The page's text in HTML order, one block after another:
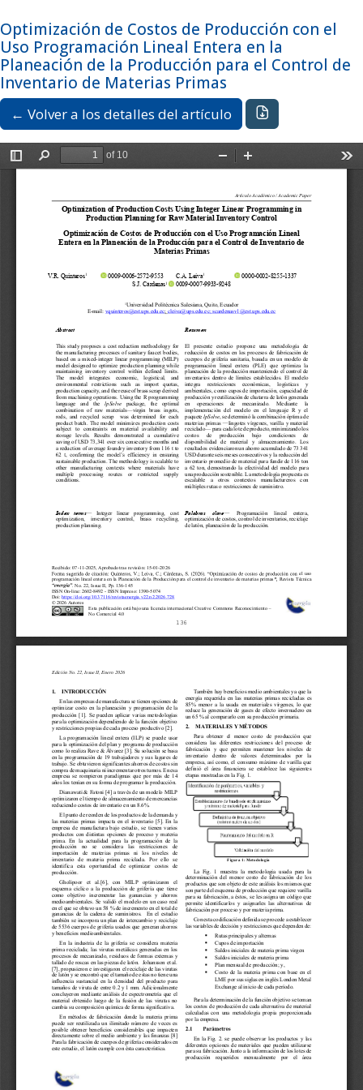
Registrarse Entrar
Optimización de Costos de Producción con el
Uso Programación Lineal Entera en la
Planeación de la Producción para el Control de
Inventario de Materias Primas
← Volver a los detalles del artículo